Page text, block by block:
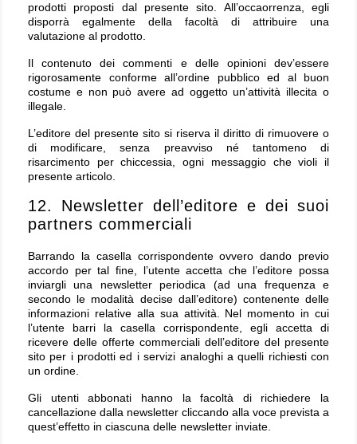
prodotti proposti dal presente sito. All’occaorrenza, egli
disporrà egalmente della facoltà di attribuire una
valutazione al prodotto.
Il contenuto dei commenti e delle opinioni dev’essere
rigorosamente conforme all’ordine pubblico ed al buon
costume e non può avere ad oggetto un’attività illecita o
illegale.
L’editore del presente sito si riserva il diritto di rimuovere o
di modificare, senza preavviso né tantomeno di
risarcimento per chiccessia, ogni messaggio che violi il
presente articolo.
12. Newsletter dell’editore e dei suoi
partners commerciali
Barrando la casella corrispondente ovvero dando previo
accordo per tal fine, l’utente accetta che l’editore possa
inviargli una newsletter periodica (ad una frequenza e
secondo le modalità decise dall’editore) contenente delle
informazioni relative alla sua attività. Nel momento in cui
l’utente barri la casella corrispondente, egli accetta di
ricevere delle offerte commerciali dell’editore del presente
sito per i prodotti ed i servizi analoghi a quelli richiesti con
un ordine.
Gli utenti abbonati hanno la facoltà di richiedere la
cancellazione dalla newsletter cliccando alla voce prevista a
quest’effetto in ciascuna delle newsletter inviate.